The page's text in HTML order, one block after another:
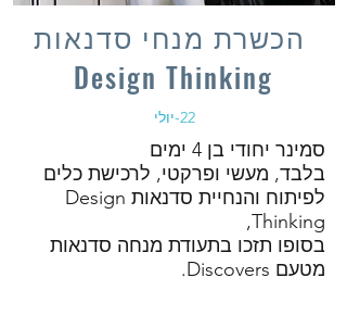
22-יולי
סמינר יחודי בן 4 ימים
בלבד, מעשי ופרקטי, לרכישת כלים
לפיתוח והנחיית סדנאות Design
Thinking,
בסופו תזכו בתעודת מנחה סדנאות
מטעם Discovers.
Design Thinking